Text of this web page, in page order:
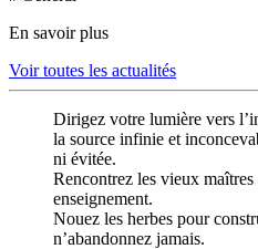
En savoir plus
Voir toutes les actualités
Dirigez votre lumière vers
la source infinie et
ni évitée.
Rencontrez les vieux
enseignement.
Nouez les herbes pour
n’abandonnez jamais.